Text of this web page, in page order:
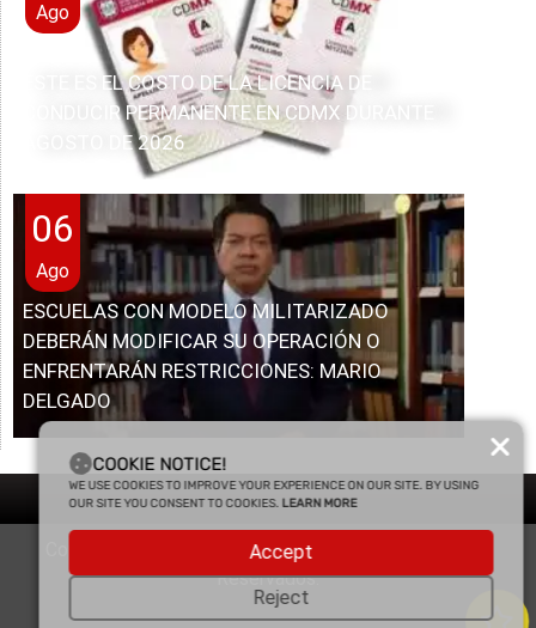
Ago
ESTE ES EL COSTO DE LA LICENCIA DE
CONDUCIR PERMANENTE EN CDMX DURANTE
AGOSTO DE 2026
06
Ago
ESCUELAS CON MODELO MILITARIZADO
DEBERÁN MODIFICAR SU OPERACIÓN O
ENFRENTARÁN RESTRICCIONES: MARIO
DELGADO
Copyright © 2025 Enfasis Comunicaciones. Derechos
Reservados.
COOKIE NOTICE!
WE USE COOKIES TO IMPROVE YOUR EXPERIENCE ON OUR SITE. BY USING
OUR SITE YOU CONSENT TO COOKIES. LEARN MORE
Accept
Reject